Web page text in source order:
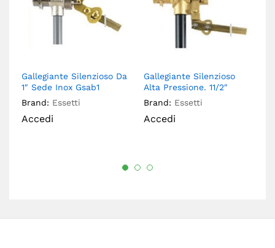
Gallegiante Silenzioso Da
1″ Sede Inox Gsab1
Brand: Essetti
Accedi
Gallegiante Silenzioso
Alta Pressione. 11/2″
Brand: Essetti
Accedi